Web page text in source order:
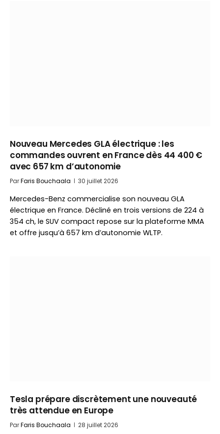
Nouveau Mercedes GLA électrique : les
commandes ouvrent en France dès 44 400 €
avec 657 km d’autonomie
ParFaris Bouchaala 30 juillet 2026
Mercedes-Benz commercialise son nouveau GLA
électrique en France. Décliné en trois versions de 224 à
354 ch, le SUV compact repose sur la plateforme MMA
et offre jusqu’à 657 km d’autonomie WLTP.
Tesla prépare discrètement une nouveauté
très attendue en Europe
ParFaris Bouchaala 28 juillet 2026